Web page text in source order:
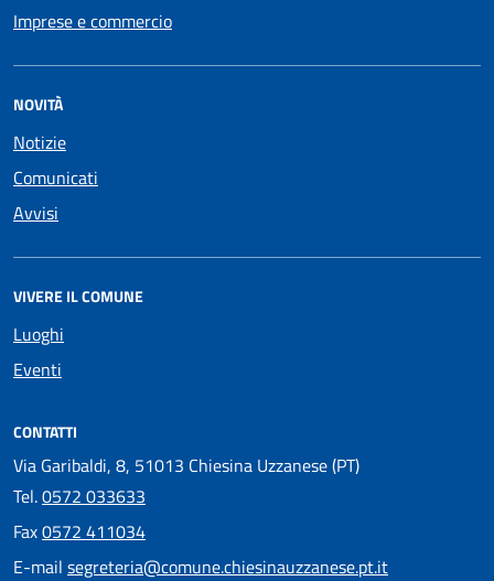
Imprese e commercio
NOVITÀ
Notizie
Comunicati
Avvisi
VIVERE IL COMUNE
Luoghi
Eventi
CONTATTI
Via Garibaldi, 8, 51013 Chiesina Uzzanese (PT)
Tel.0572 033633
Fax0572 411034
E-mail segreteria@comune.chiesinauzzanese.pt.it